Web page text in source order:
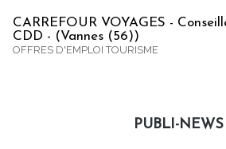
CARREFOUR VOYAGES -
CDD - (Vannes (56))
OFFRES D'EMPLOI TOURISME
PUBLI-NEWS